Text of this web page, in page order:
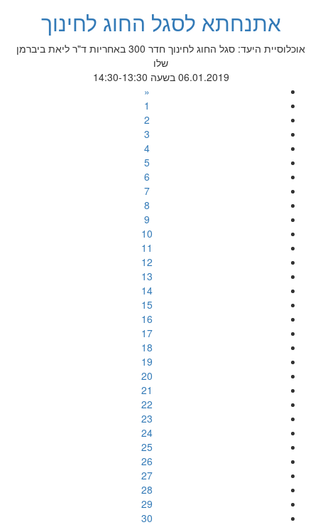
אתנחתא לסגל החוג לחינוך
אוכלוסיית היעד: סגל החוג לחינוך חדר 300 באחריות ד"ר ליאת ביברמן
שלו
06.01.2019 בשעה 14:30-13:30
«
1
2
3
4
5
6
7
8
9
10
11
12
13
14
15
16
17
18
19
20
21
22
23
24
25
26
27
28
29
30